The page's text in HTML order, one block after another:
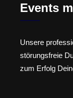
Events
Unsere
störungsfreie
zum Erfolg